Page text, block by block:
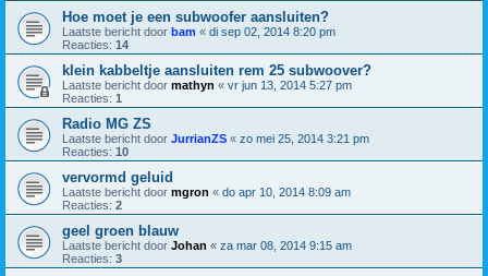
Hoe moet je een subwoofer aansluiten?
Laatste bericht door bam « di sep 02, 2014 8:20 pm
Reacties: 14
klein kabbeltje aansluiten rem 25 subwoover?
Laatste bericht door mathyn « vr jun 13, 2014 5:27 pm
Reacties: 1
Radio MG ZS
Laatste bericht door JurrianZS « zo mei 25, 2014 3:21 pm
Reacties: 10
vervormd geluid
Laatste bericht door mgron « do apr 10, 2014 8:09 am
Reacties: 2
geel groen blauw
Laatste bericht door Johan « za mar 08, 2014 9:15 am
Reacties: 3